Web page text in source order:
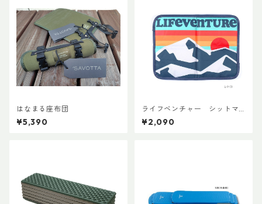
はなまる座布団
¥5,390
ライフベンチャー シットマ
ット
¥2,090